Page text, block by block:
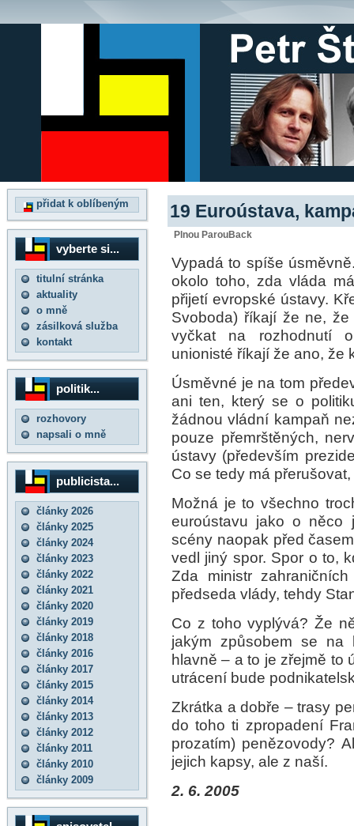
přidat k oblíbeným
vyberte si...
titulní stránka
aktuality
o mně
zásilková služba
kontakt
politik...
rozhovory
napsali o mně
publicista...
články 2026
články 2025
články 2024
články 2023
články 2022
články 2021
články 2020
články 2019
články 2018
články 2016
články 2017
články 2015
články 2014
články 2013
články 2012
články 2011
články 2010
články 2009
19 Euroústava,
Plnou ParouBack
Vypadá to spíše
okolo toho, zda vláda
přijetí evropské ústavy.
Svoboda) říkají že ne,
vyčkat na rozhodnutí
unionisté říkají že ano, že
Úsměvné je na tom
ani ten, který se o
žádnou vládní kampaň
pouze přemrštěných,
ústavy (především
Co se tedy má
Možná je to všechno
euroústavu jako o něco
scény naopak před
vedl jiný spor. Spor o to,
Zda ministr
předseda vlády, tehdy
Co z toho vyplývá? Že
jakým způsobem se na
hlavně – a to je zřejmě to
utrácení bude
Zkrátka a dobře – trasy
do toho ti zpropadení
prozatím) penězovody?
jejich kapsy, ale z naší.
2. 6. 2005